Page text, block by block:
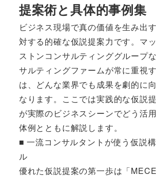
提案術と具体的事例集
ビジネス現場で真の価値を生み出
対する的確な仮説提案力です。マ
ストンコンサルティンググループ
サルティングファームが常に重視
は、どんな業界でも成果を劇的に
なります。ここでは実践的な仮説
が実際のビジネスシーンでどう活
体例とともに解説します。
■ 一流コンサルタントが使う仮説
ル
優れた仮説提案の第一歩は「